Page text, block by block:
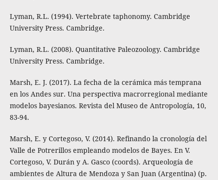
Lyman, R.L. (1994). Vertebrate taphonomy. Cambridge
University Press. Cambridge.
Lyman, R.L. (2008). Quantitative Paleozoology. Cambridge
University Press. Cambridge.
Marsh, E. J. (2017). La fecha de la cerámica más temprana
en los Andes sur. Una perspectiva macrorregional mediante
modelos bayesianos. Revista del Museo de Antropología, 10,
83-94.
Marsh, E. y Cortegoso, V. (2014). Refinando la cronología del
Valle de Potrerillos empleando modelos de Bayes. En V.
Cortegoso, V. Durán y A. Gasco (coords). Arqueología de
ambientes de Altura de Mendoza y San Juan (Argentina) (p.